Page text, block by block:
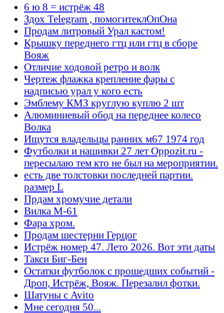
6 ю 8 = истрёж 48
Здох Telegram , помогитеклОпОна
Продам литровый Урал кастом!
Крышку переднего гтц или гтц в сборе
Вояж
Отличие ходовой ретро и волк
Чертеж флажка крепление фары с
надписью урал у кого есть
Эмблему КМЗ круглую куплю 2 шт
Алюминиевый обод на переднее колесо
Волка
Ищутся владельцы ранних м67 1974 год
Футболки и нашивки 27 лет Oppozit.ru -
пересылаю тем кто не был на мероприятии.
есть две толстовки последней партии.
размер L
Прдам хромучие детали
Вилка М-61
Фара хром.
Продам шестерни Герцог
Истрёж номер 47. Лето 2026. Вот эти даты
Такси Биг-Бен
Остатки футболок с прошедших событий -
Дроп, Истрёж, Вояж. Перезалил фотки.
Шатуны с Avito
Мне сегодня 50...